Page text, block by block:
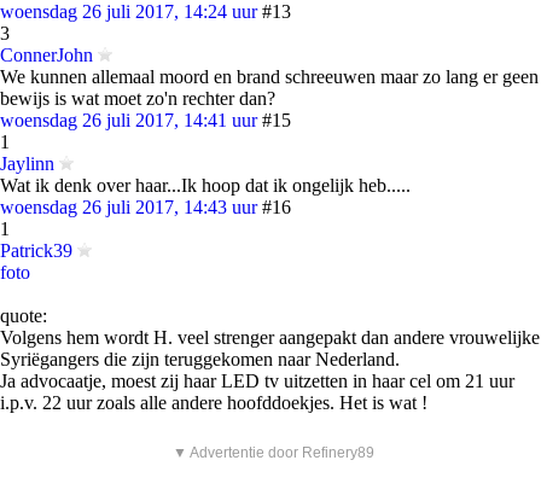
woensdag 26 juli 2017, 14:24 uur #13
3
ConnerJohn
We kunnen allemaal moord en brand schreeuwen maar zo lang er geen
bewijs is wat moet zo'n rechter dan?
woensdag 26 juli 2017, 14:41 uur #15
1
Jaylinn
Wat ik denk over haar...Ik hoop dat ik ongelijk heb.....
woensdag 26 juli 2017, 14:43 uur #16
1
Patrick39
foto
quote:
Volgens hem wordt H. veel strenger aangepakt dan andere vrouwelijke
Syriëgangers die zijn teruggekomen naar Nederland.
Ja advocaatje, moest zij haar LED tv uitzetten in haar cel om 21 uur
i.p.v. 22 uur zoals alle andere hoofddoekjes. Het is wat !
▼ Advertentie door Refinery89